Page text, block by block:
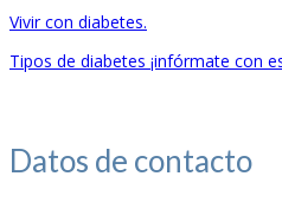
Vivir con diabetes.
Tipos de diabetes ¡infórmate con
Datos de contacto